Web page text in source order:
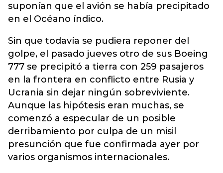
suponían que el avión se había precipitado
en el Océano índico.
Sin que todavía se pudiera reponer del
golpe, el pasado jueves otro de sus Boeing
777 se precipitó a tierra con 259 pasajeros
en la frontera en conflicto entre Rusia y
Ucrania sin dejar ningún sobreviviente.
Aunque las hipótesis eran muchas, se
comenzó a especular de un posible
derribamiento por culpa de un misil
presunción que fue confirmada ayer por
varios organismos internacionales.